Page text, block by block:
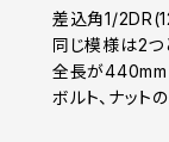
差込角1/
同じ模様は2つ
全長が440mm
ボルト、ナット